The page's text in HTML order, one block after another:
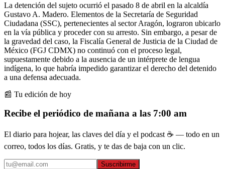
La detención del sujeto ocurrió el pasado 8 de abril en la alcaldía
Gustavo A. Madero. Elementos de la Secretaría de Seguridad
Ciudadana (SSC), pertenecientes al sector Aragón, lograron ubicarlo
en la vía pública y proceder con su arresto. Sin embargo, a pesar de
la gravedad del caso, la Fiscalía General de Justicia de la Ciudad de
México (FGJ CDMX) no continuó con el proceso legal,
supuestamente debido a la ausencia de un intérprete de lengua
indígena, lo que habría impedido garantizar el derecho del detenido
a una defensa adecuada.
📰 Tu edición de hoy
Recibe el periódico de mañana a las 7:00 am
El diario para hojear, las claves del día y el podcast ☕ — todo en un
correo, todos los días. Gratis, y te das de baja con un clic.
Suscribirme